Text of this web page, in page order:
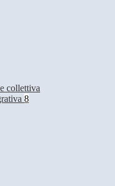
collettiva
8